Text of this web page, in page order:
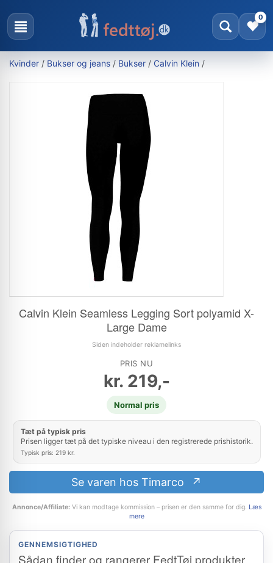
0
Kvinder / Bukser og jeans / Bukser / Calvin Klein /
Calvin Klein Seamless Legging Sort polyamid X-
Large Dame
Siden indeholder reklamelinks
PRIS NU
kr.219,-
Normal pris
Tæt på typisk pris
Prisen ligger tæt på det typiske niveau i den registrerede prishistorik.
Typisk pris: 219 kr.
Se varen hos Timarco
Annonce/Affiliate:Vi kan modtage kommission – prisen er den samme for dig. Læs
mere
GENNEMSIGTIGHED
Sådan finder og rangerer FedtTøj produkter